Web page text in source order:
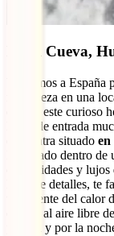
Hotel Cueva,
Volvemos a España
naturaleza en una
que en este curioso
llame de entrada
encuentra situado en
Excavado dentro de
comodidades y
llena de detalles, te
totalmente del calor
central al aire libre
piscina y por la